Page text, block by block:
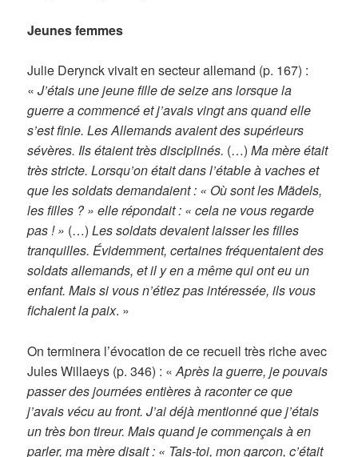
Jeunes femmes
Julie Derynck vivait en secteur allemand (p. 167) :
«J’étais une jeune fille de seize ans lorsque la
guerre a commencé et j’avais vingt ans quand elle
s’est finie. Les Allemands avaient des supérieurs
sévères. Ils étaient très disciplinés. (…)Ma mère était
très stricte. Lorsqu’on était dans l’étable à vaches et
que les soldats demandaient : « Où sont les Mädels,
les filles ? » elle répondait : « cela ne vous regarde
pas ! » (…)Les soldats devaient laisser les filles
tranquilles. Évidemment, certaines fréquentaient des
soldats allemands, et il y en a même qui ont eu un
enfant. Mais si vous n’étiez pas intéressée, ils vous
fichaient la paix. »
On terminera l’évocation de ce recueil très riche avec
Jules Willaeys (p. 346) : «Après la guerre, je pouvais
passer des journées entières à raconter ce que
j’avais vécu au front. J’ai déjà mentionné que j’étais
un très bon tireur. Mais quand je commençais à en
parler, ma mère disait : « Tais-toi, mon garçon, c’était